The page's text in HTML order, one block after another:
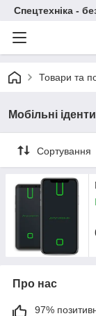
Спецтехніка -
Товари та
Мобільні
Сортування
Про нас
97%